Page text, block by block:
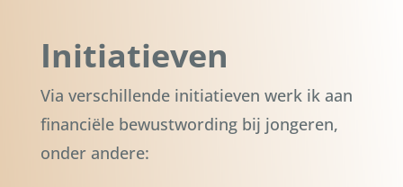
Initiatieven
Via verschillende initiatieven werk ik aan
financiële bewustwording bij jongeren,
onder andere: